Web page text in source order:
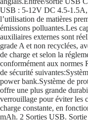
USB : 5-12V DC 4.5-1.5A,
l’utilisation de matières
émissions polluantes.Les
auxiliaires externes sont
grade A et non recyclées,
de charge et selon la
conformément aux normes
de sécurité
power bank.Système de
offre une plus grande
verrouillage pour éviter les
charge constante, en
mAh. 2 Sorties USB.